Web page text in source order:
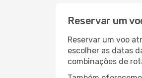
Reservar um
Reservar um voo
escolher as datas
combinações de